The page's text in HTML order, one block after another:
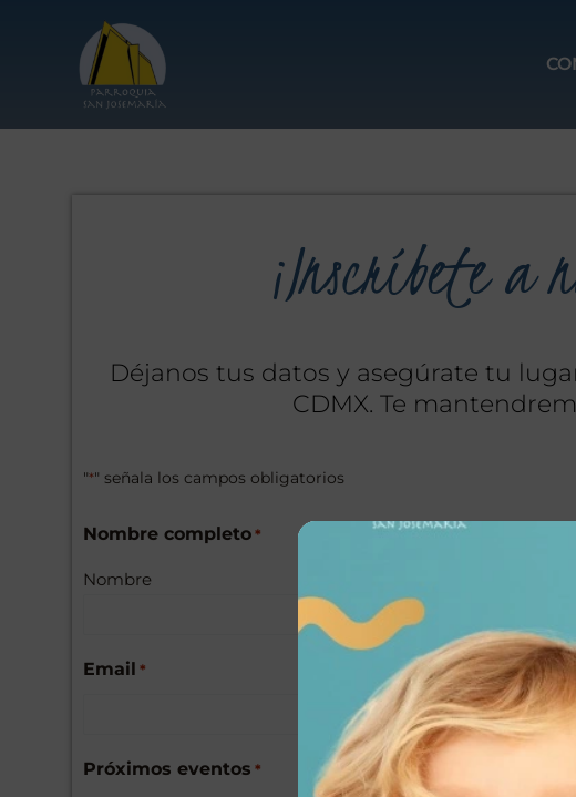
¡Inscríbete a
Déjanos tus datos y asegúrate tu
CDMX. Te
"*" señala los campos obligatorios
Nombre completo *
Nombre
Email *
Próximos eventos *